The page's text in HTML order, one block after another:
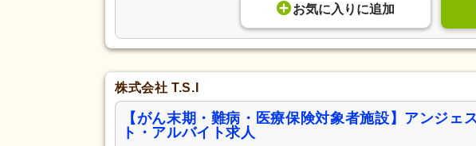
お気に入り に追加
株式会社 T.S.I
【がん末期・難病・医療保険対象者施設】アンジ
ト・アルバイト求人